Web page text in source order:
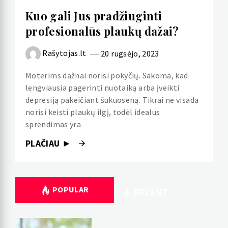
Kuo gali Jus pradžiuginti
profesionalūs plaukų dažai?
Rašytojas.lt 20 rugsėjo, 2023
Moterims dažnai norisi pokyčių. Sakoma, kad
lengviausia pagerinti nuotaiką arba įveikti
depresiją pakeičiant šukuoseną. Tikrai ne visada
norisi keisti plaukų ilgį, todėl idealus
sprendimas yra
PLAČIAU ►
POPULAR